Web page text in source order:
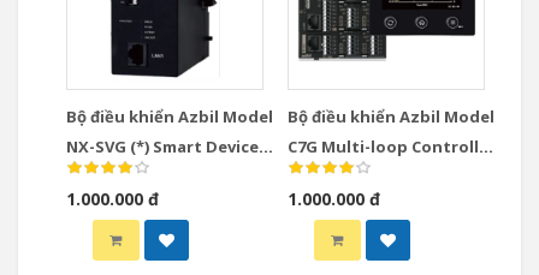
Bộ điều khiển Azbil Model
NX-SVG (*) Smart Device
Gateway
1.000.000 đ
Bộ điều khiển Azbil Model
C7G Multi-loop Controller
with Multifunction
Display Model
1.000.000 đ